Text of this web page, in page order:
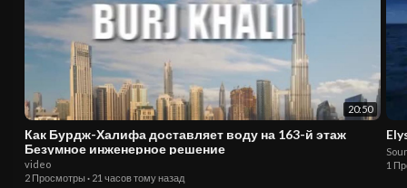
20:50
Как Бурдж-Халифа доставляет воду на 163-й этаж
Безумное инженерное решение
video
2 Просмотры · 21 часов тому назад
1